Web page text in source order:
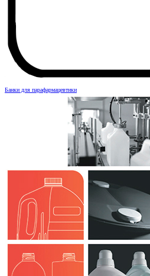
Банки для парафармацевтики